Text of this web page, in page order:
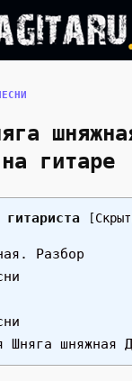
гитаре
гитариста [
Разбор
Шняга шняжная